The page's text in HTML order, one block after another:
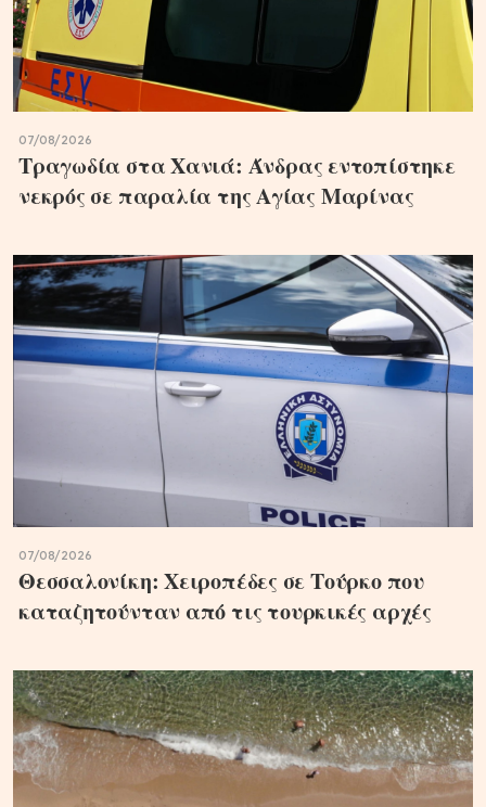
07/08/2026
Τραγωδία στα Χανιά: Άνδρας εντοπίστηκε
νεκρός σε παραλία της Αγίας Μαρίνας
07/08/2026
Θεσσαλονίκη: Χειροπέδες σε Τούρκο που
καταζητούνταν από τις τουρκικές αρχές